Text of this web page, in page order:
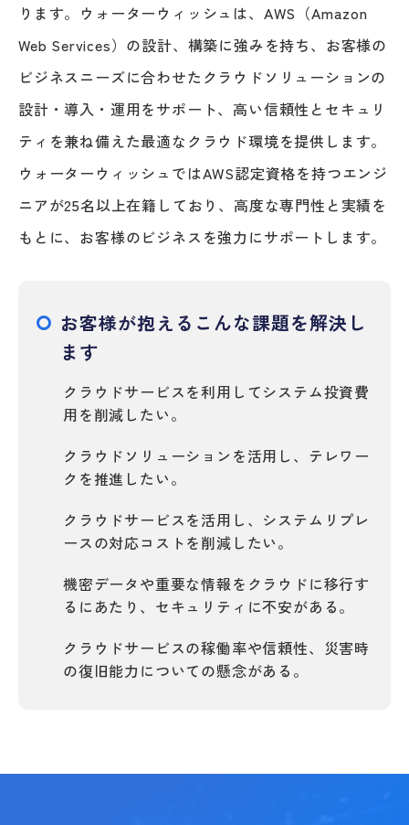
ります。ウォーターウィッシュは、AWS（Amazon
Web Services）の設計、構築に強みを持ち、お客様の
ビジネスニーズに合わせたクラウドソリューションの
設計・導入・運用をサポート、高い信頼性とセキュリ
ティを兼ね備えた最適なクラウド環境を提供します。
ウォーターウィッシュではAWS認定資格を持つエンジ
ニアが25名以上在籍しており、高度な専門性と実績を
もとに、お客様のビジネスを強力にサポートします。
お客様が抱えるこんな課題を解決し
ます
クラウドサービスを利用してシステム投資費
用を削減したい。
クラウドソリューションを活用し、テレワー
クを推進したい。
クラウドサービスを活用し、システムリプレ
ースの対応コストを削減したい。
機密データや重要な情報をクラウドに移行す
るにあたり、セキュリティに不安がある。
クラウドサービスの稼働率や信頼性、災害時
の復旧能力についての懸念がある。